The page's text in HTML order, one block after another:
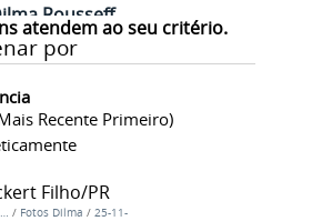
atendem ao seu critério.
por
Recente Primeiro)
Rousseff
funcionários
Cerimônia de
Nacional
Ortopedia
Rio de Janeiro
Filho/PR
… / Fotos Dilma / 25-11-